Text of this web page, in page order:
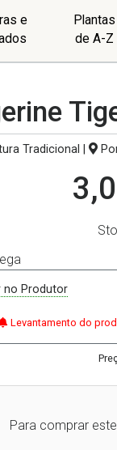
e
Plantas
de A-Z
Tradicional |
no Produtor
Levantamento do
Para comprar